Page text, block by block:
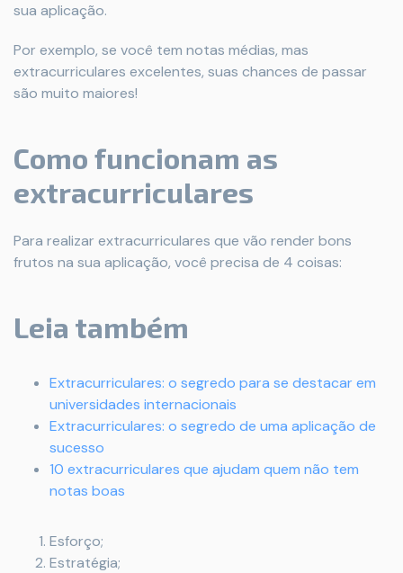
sua aplicação.
Por exemplo, se você tem notas médias, mas
extracurriculares excelentes, suas chances de passar
são muito maiores!
Como funcionam as
extracurriculares
Para realizar extracurriculares que vão render bons
frutos na sua aplicação, você precisa de 4 coisas:
Leia também
Extracurriculares: o segredo para se destacar em
universidades internacionais
Extracurriculares: o segredo de uma aplicação de
sucesso
10 extracurriculares que ajudam quem não tem
notas boas
Esforço;
Estratégia;